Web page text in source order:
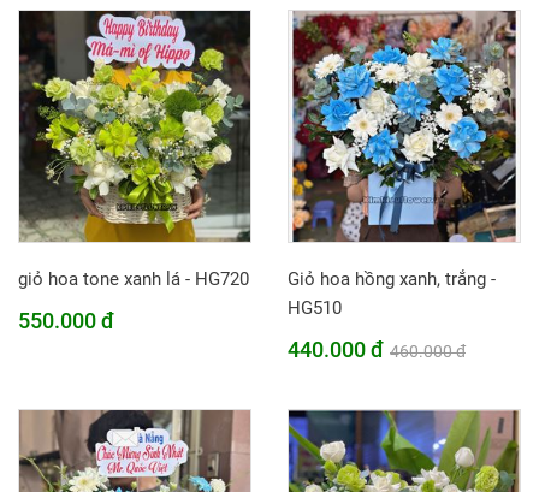
giỏ hoa tone xanh lá - HG720
550.000 đ
Giỏ hoa hồng xanh, trắng -
HG510
440.000 đ 460.000 đ